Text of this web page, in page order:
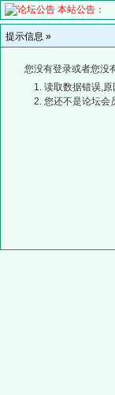
本站公告：
提示信息 »
您没有登录或者您没
读取数据错误,
您还不是论坛会